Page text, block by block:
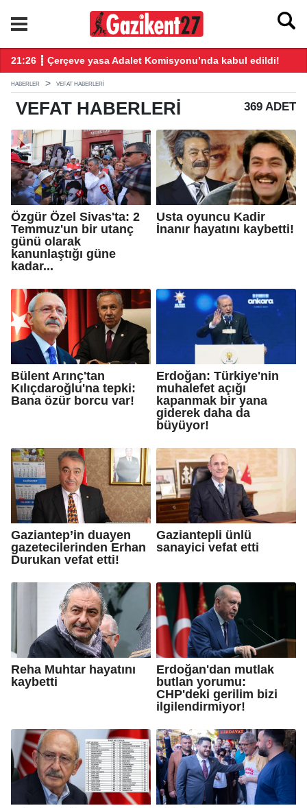
21:26 ┋ Çerçeve yasa Adalet Komisyonu’nda kabul edildi!
HABERLER VEFAT HABERLERI
VEFAT HABERLERI 369 ADET
Özgür Özel Sivas'ta: 2
Temmuz'un bir utanç
günü olarak
kanunlaştığı güne
kadar...
Usta oyuncu Kadir
İnanır hayatını kaybetti!
Bülent Arınç'tan
Kılıçdaroğlu'na tepki:
Bana özür borcu var!
Erdoğan: Türkiye'nin
muhalefet açığı
kapanmak bir yana
giderek daha da
büyüyor!
Gaziantep’in duayen
gazetecilerinden Erhan
Durukan vefat etti!
Gaziantepli ünlü
sanayici vefat etti
Reha Muhtar hayatını
kaybetti
Erdoğan'dan mutlak
butlan yorumu:
CHP'deki gerilim bizi
ilgilendirmiyor!